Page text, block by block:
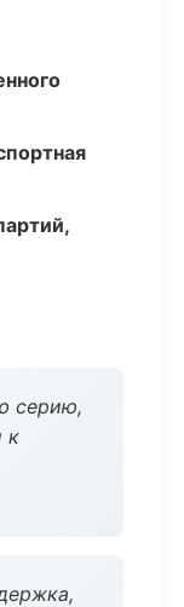
серию,
к